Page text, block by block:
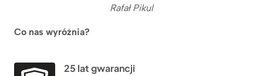
Rafał Pikul
Co nas wyróżnia?
25 lat gwarancji